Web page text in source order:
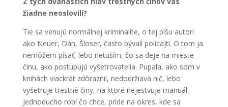
žiadne neoslovili?
Tie sa venujú normálnej kriminalite, o tej píšu autori
ako Neuer, Dán, Šloser, často bývalí policajti. O tom ja
nemôžem písať, lebo netuším, čo sa deje na mieste
činu, ako postupujú vyšetrovatelia. Pupala, ako som v
knihách viackrát zdôraznil, nedodržiava nič, lebo
vyšetruje trestné činy, na ktoré nejestvuje manuál.
Jednoducho robí čo chce, príde na okres, kde sa